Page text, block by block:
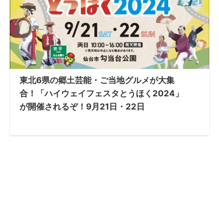
東北6県の郷土芸能・ご当地グルメが大集
合！「ハイウェイフェスタとうほく2024」
が開催されるぞ！9月21日・22日